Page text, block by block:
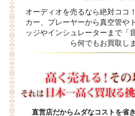
オーディオを売るなら絶対ココ
カー、プレーヤーから真空管や
ッジやインシュレーターまで「
ら何でもお買取し
直営店だからムダなコストを省